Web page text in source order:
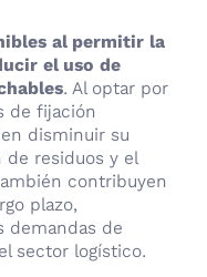
al permitir la
el uso de
. Al optar por
de fijación
disminuir su
de residuos y el
contribuyen
plazo,
demandas de
sector logístico.